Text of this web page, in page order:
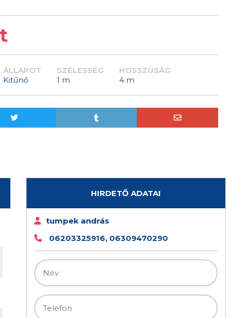
ÁLLAPOT
Kitűnő
SZÉLESSÉG
1 m
HOSSZÚSÁG
4 m
HIRDETŐ ADATAI
tumpek andrás
06203325916, 06309470290